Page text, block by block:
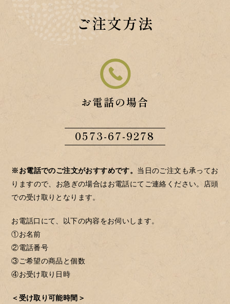
ご注文方法
お電話の場合
0573-67-9278
※お電話でのご注文がおすすめです。 当日のご注文も承ってお
りますので、お急ぎの場合はお電話にてご連絡ください。店頭
での受け取りとなります。
お電話口にて、以下の内容をお伺いします。
①お名前
②電話番号
③ご希望の商品と個数
④お受け取り日時
＜受け取り可能時間＞